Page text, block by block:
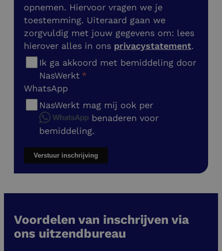
opnemen. Hiervoor vragen we je
toestemming. Uiteraard gaan we
zorgvuldig met jouw gegevens om: lees
hierover alles in ons privacystatement.
Ik ga akkoord met bemiddeling door
NasWerkt
WhatsApp
NasWerkt mag mij ook per
benaderen voor
bemiddeling.
Verstuur inschrijving
Voordelen van inschrijven via
ons uitzendbureau